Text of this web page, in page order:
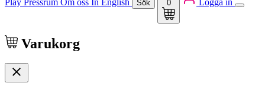
Sök 0
Varukorg